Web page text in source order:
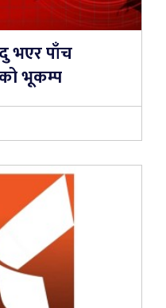
भएर पाँच
भूकम्प